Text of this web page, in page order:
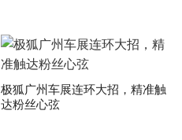
极狐广州车展连环大招，精准触
达粉丝心弦